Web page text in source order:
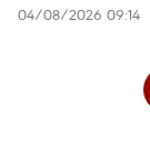
04/08/2026 09:14